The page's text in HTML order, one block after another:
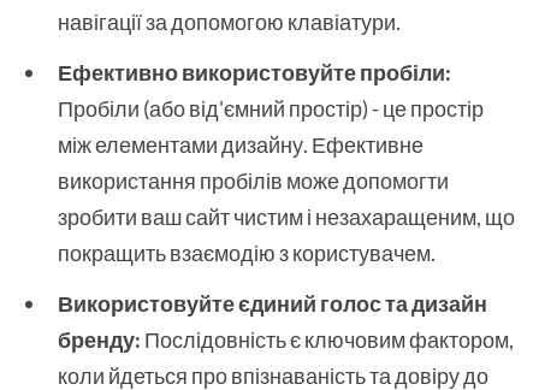
навігації за допомогою клавіатури.
Ефективно використовуйте пробіли:
Пробіли (або від'ємний простір) - це простір
між елементами дизайну. Ефективне
використання пробілів може допомогти
зробити ваш сайт чистим і незахаращеним, що
покращить взаємодію з користувачем.
Використовуйте єдиний голос та дизайн
бренду: Послідовність є ключовим фактором,
коли йдеться про впізнаваність та довіру до